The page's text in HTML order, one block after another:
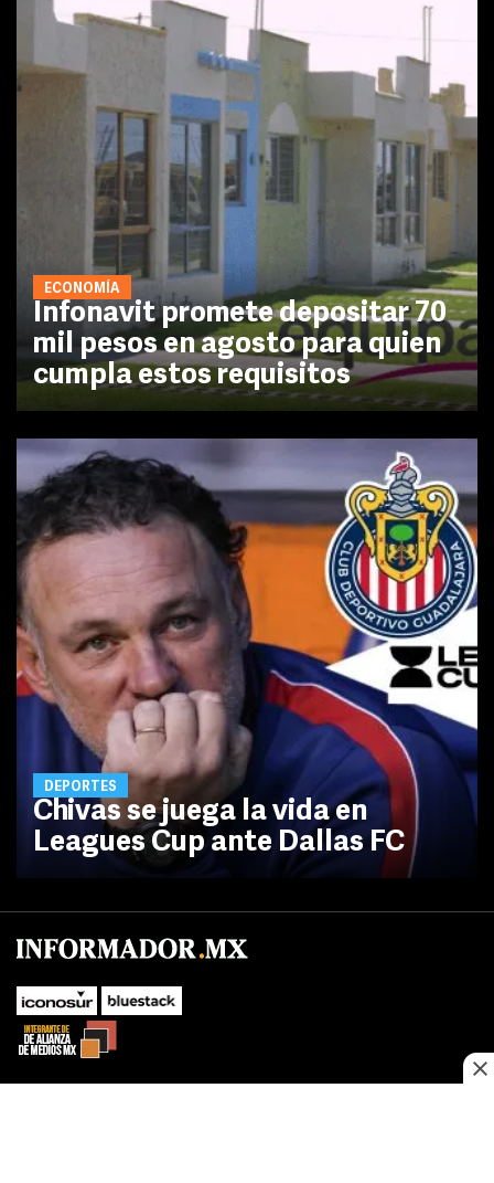
ECONOMÍA
Infonavit promete depositar 70
mil pesos en agosto para quien
cumpla estos requisitos
DEPORTES
Chivas se juega la vida en
Leagues Cup ante Dallas FC